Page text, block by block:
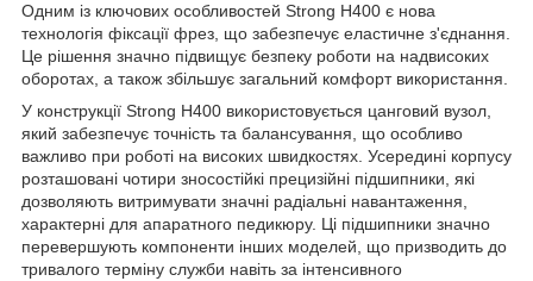
Одним із ключових особливостей Strong H400 є нова
технологія фіксації фрез, що забезпечує еластичне з'єднання.
Це рішення значно підвищує безпеку роботи на надвисоких
оборотах, а також збільшує загальний комфорт використання.
У конструкції Strong H400 використовується цанговий вузол,
який забезпечує точність та балансування, що особливо
важливо при роботі на високих швидкостях. Усередині корпусу
розташовані чотири зносостійкі прецизійні підшипники, які
дозволяють витримувати значні радіальні навантаження,
характерні для апаратного педикюру. Ці підшипники значно
перевершують компоненти інших моделей, що призводить до
тривалого терміну служби навіть за інтенсивного